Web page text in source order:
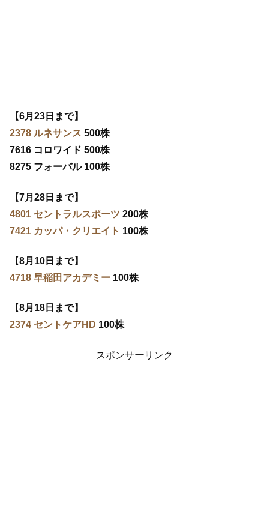
【6月23日まで】
2378 ルネサンス 500株
7616 コロワイド 500株
8275 フォーバル 100株
【7月28日まで】
4801 セントラルスポーツ 200株
7421 カッパ・クリエイト 100株
【8月10日まで】
4718 早稲田アカデミー 100株
【8月18日まで】
2374 セントケアHD 100株
スポンサーリンク